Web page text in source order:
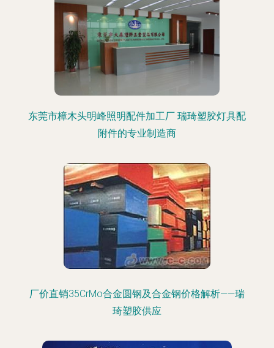
东莞市樟木头明峰照明配件加工厂 瑞琦塑胶灯具配
附件的专业制造商
厂价直销35CrMo合金圆钢及合金钢价格解析——瑞
琦塑胶供应